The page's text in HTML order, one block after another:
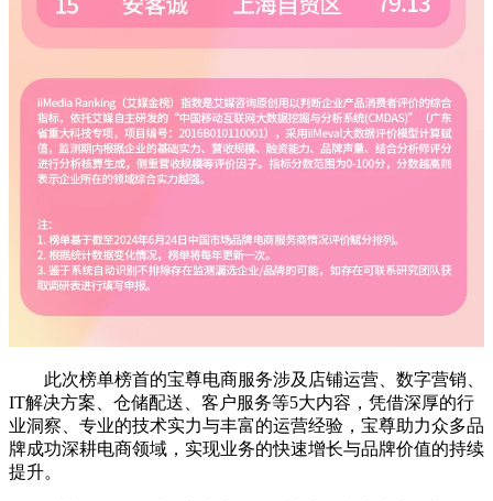
此次榜单榜首的宝尊电商服务涉及店铺运营、数字营销、
IT解决方案、仓储配送、客户服务等5大内容，凭借深厚的行
业洞察、专业的技术实力与丰富的运营经验，宝尊助力众多品
牌成功深耕电商领域，实现业务的快速增长与品牌价值的持续
提升。